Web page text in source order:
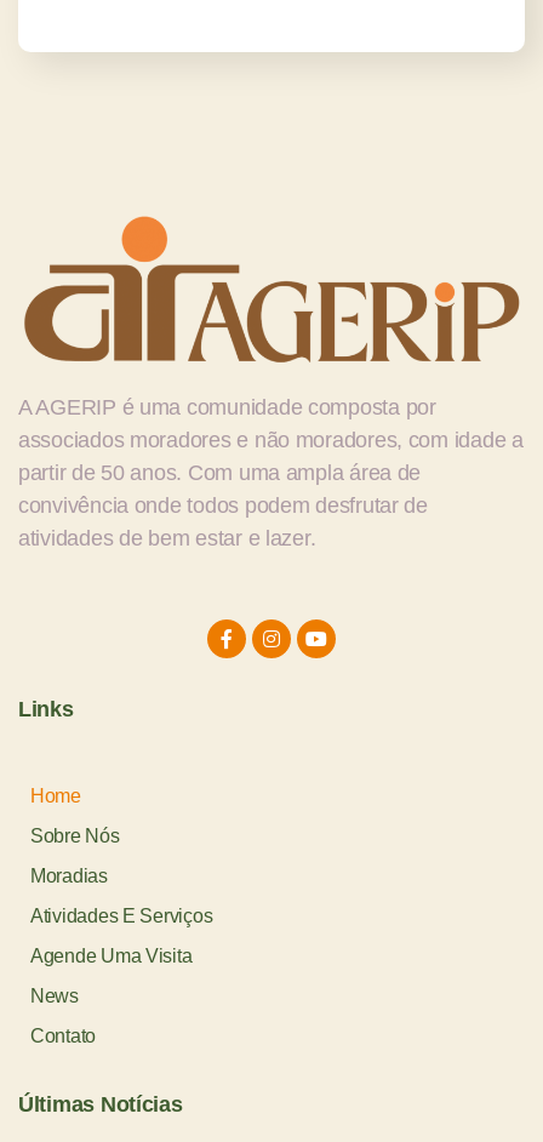
AAGERIP é uma comunidade composta por
associados moradores e não moradores, com idade a
partir de 50 anos. Com uma ampla área de
convivência onde todos podem desfrutar de
atividades de bem estar e lazer.
Links
Home
Sobre Nós
Moradias
Atividades E Serviços
Agende Uma Visita
News
Contato
Últimas Notícias